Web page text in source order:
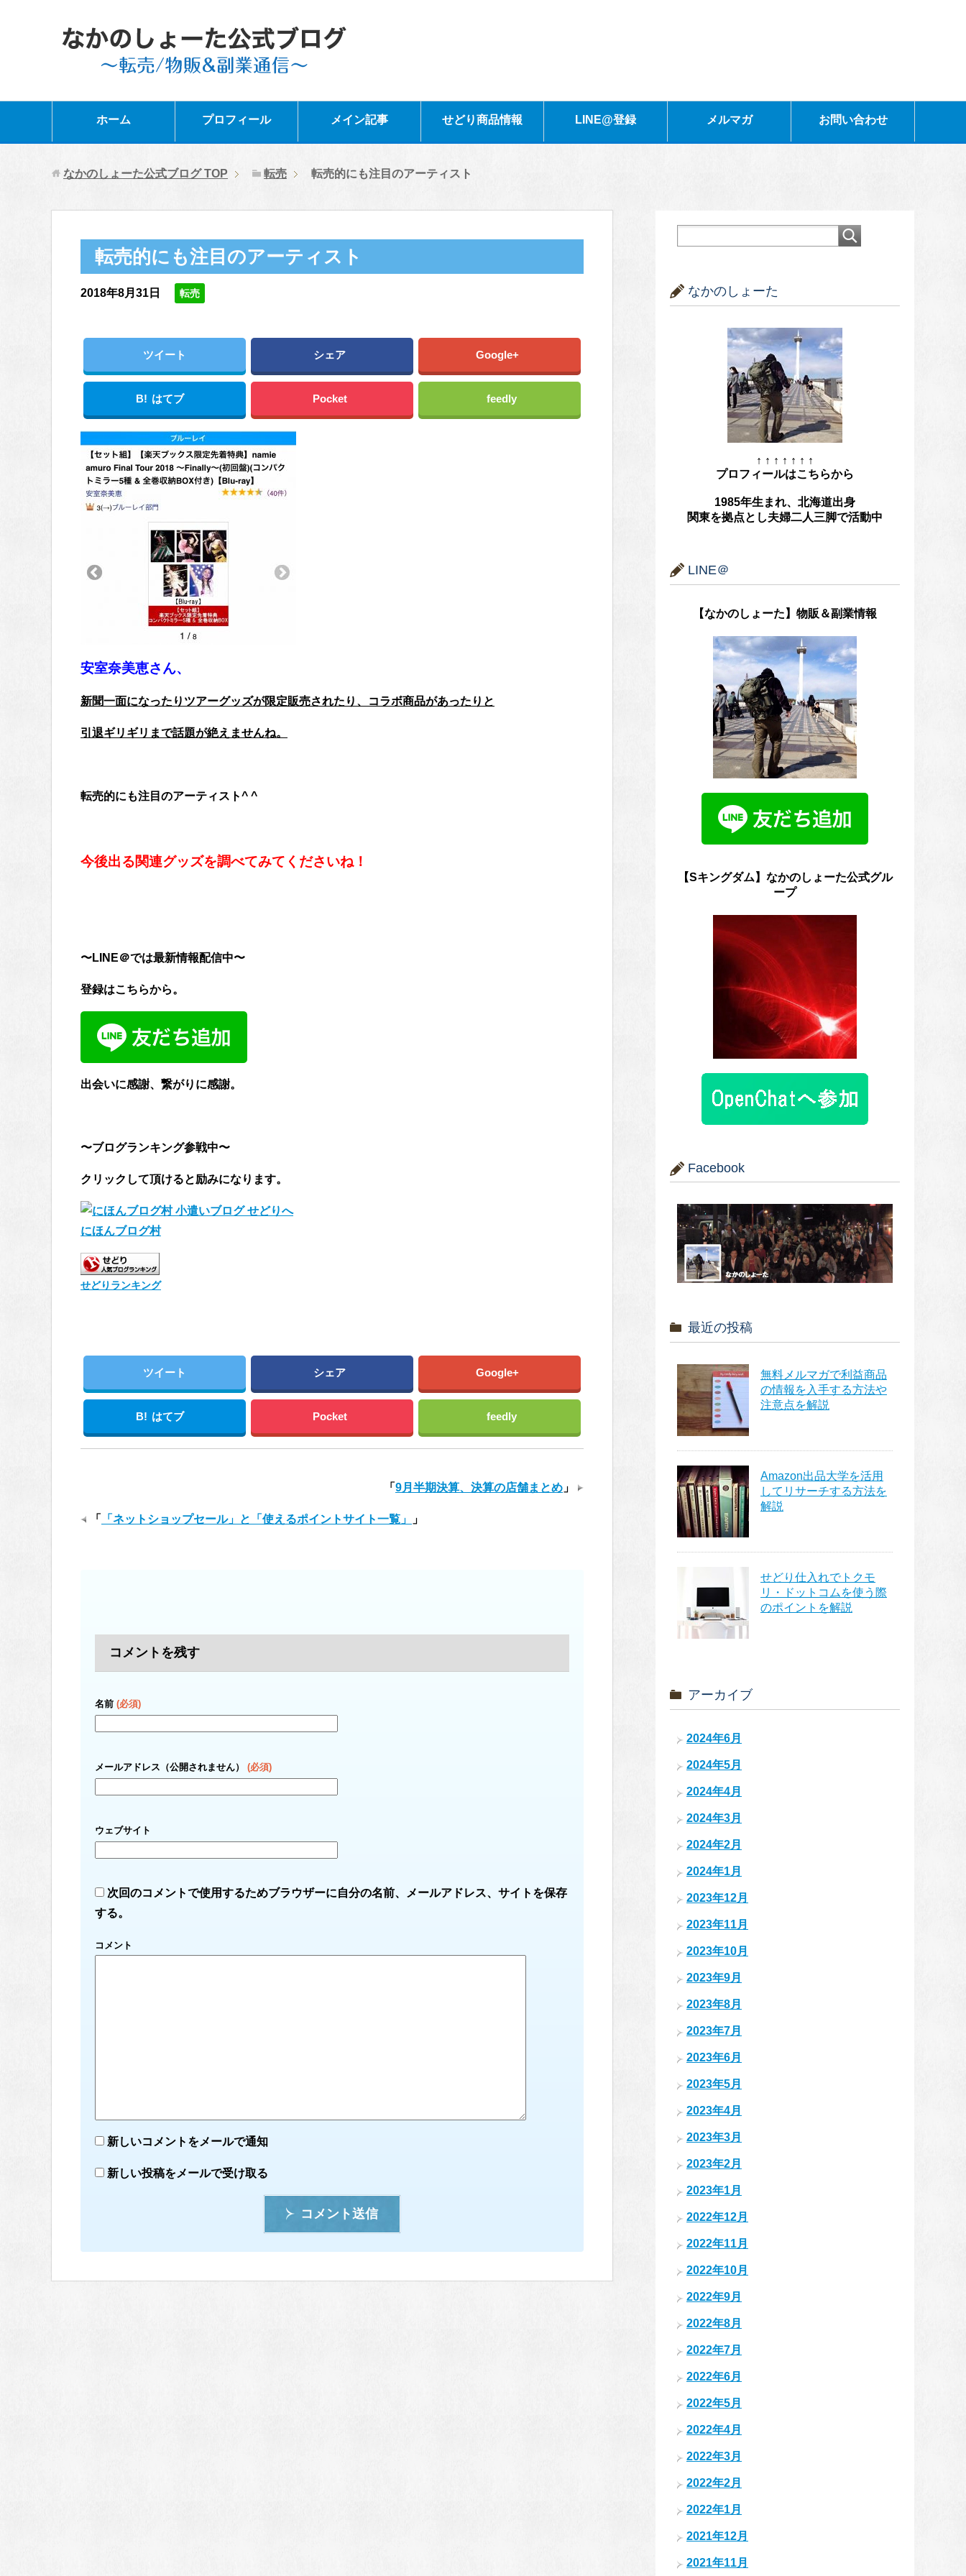
ホーム プロフィール メイン記事 せどり商品情報 LINE@登録 メルマガ お問い合わせ
なかのしょーた公式ブログTOP 転売 転売的にも注目のアーティスト
転売的にも注目のアーティスト
2018年8月31日 転売
ツイート シェア Google+
B! はてブ Pocket feedly
安室奈美恵さん、
新聞一面になったりツアーグッズが限定販売されたり、コラボ商品があったりと
引退ギリギリまで話題が絶えませんね。
転売的にも注目のアーティスト^ ^
今後出る関連グッズを調べてみてくださいね！
〜LINE＠では最新情報配信中〜
登録はこちらから。
出会いに感謝、繋がりに感謝。
〜ブログランキング参戦中〜
クリックして頂けると励みになります。
にほんブログ村
せどりランキング
ツイート シェア Google+
B! はてブ Pocket feedly
「 9月半期決算、決算の店舗まとめ 」
「 「ネットショップセール」と「使えるポイントサイト一覧」 」
コメントを残す
名前 (必須)
メールアドレス（公開されません） (必須)
ウェブサイト
次回のコメントで使用するためブラウザーに自分の名前、メールアドレス、サイトを保存
する。
コメント
新しいコメントをメールで通知
新しい投稿をメールで受け取る
コメント送信
なかのしょーた
↑ ↑ ↑ ↑ ↑ ↑ ↑
プロフィールはこちらから
1985年生まれ、北海道出身
関東を拠点とし夫婦二人三脚で活動中
LINE＠
【なかのしょーた】物販＆副業情報
【Sキングダム】なかのしょーた公式グル
ープ
Facebook
最近の投稿
無料メルマガで利益商品
の情報を入手する方法や
注意点を解説
Amazon出品大学を活用
してリサーチする方法を
解説
せどり仕入れでトクモ
リ・ドットコムを使う際
のポイントを解説
アーカイブ
2024年6月
2024年5月
2024年4月
2024年3月
2024年2月
2024年1月
2023年12月
2023年11月
2023年10月
2023年9月
2023年8月
2023年7月
2023年6月
2023年5月
2023年4月
2023年3月
2023年2月
2023年1月
2022年12月
2022年11月
2022年10月
2022年9月
2022年8月
2022年7月
2022年6月
2022年5月
2022年4月
2022年3月
2022年2月
2022年1月
2021年12月
2021年11月